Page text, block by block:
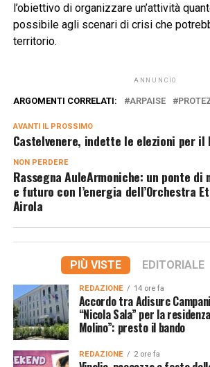
l’obiettivo di organizzare un’attività
possibile agli scenari di crisi che
territorio.
ANNUNCIO
ARGOMENTI CORRELATI: ARPAISE
AVANTI IL ​​PROSSIMO
Castelvenere, indette le elezioni per il
NON PERDERE
Rassegna AuleArmoniche: un ponte
e futuro con l’energia dell’Orchestra
Airola
PIÙ VISTE EDITORIALE
REDAZIONE 14 ore fa
Accordo tra Adisurc
“Nicola Sala” per la
Molino”: presto il bando
REDAZIONE 2 ore fa